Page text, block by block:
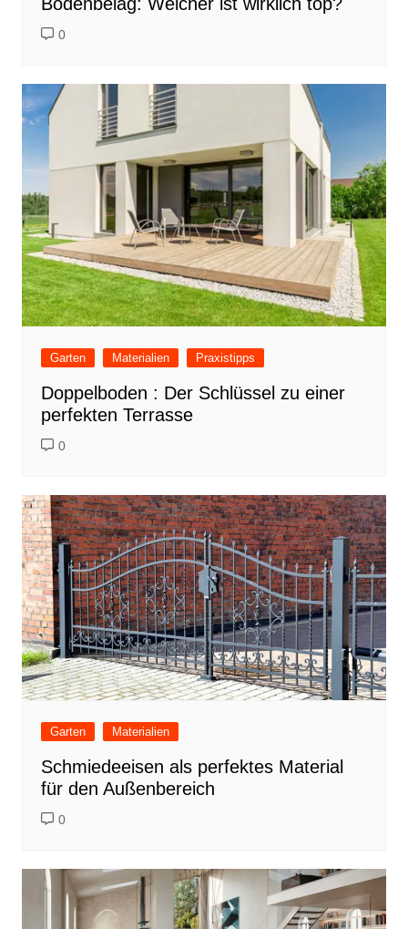
0
Garten Materialien Praxistipps
Doppelboden : Der Schlüssel zu einer
perfekten Terrasse
0
Garten Materialien
Schmiedeeisen als perfektes Material
für den Außenbereich
0